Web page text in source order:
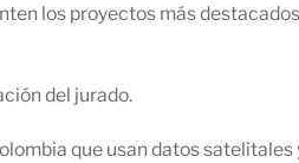
los proyectos más
del jurado.
que usan datos